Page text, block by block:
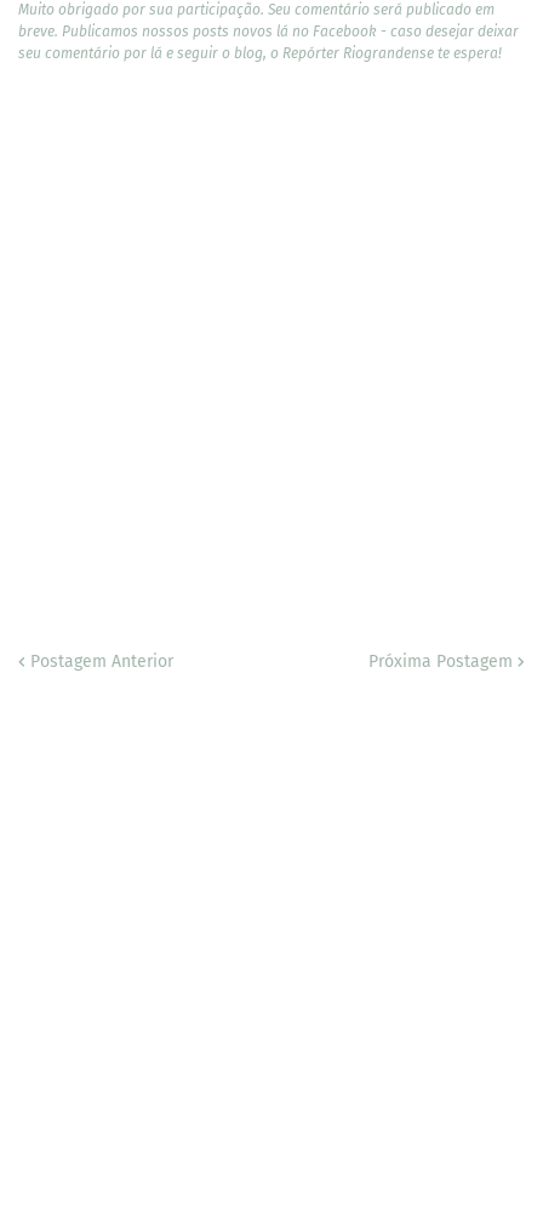
Muito obrigado por sua participação. Seu comentário será publicado em
breve. Publicamos nossos posts novos lá no Facebook - caso desejar deixar
seu comentário por lá e seguir o blog, o Repórter Riograndense te espera!
Postagem Anterior Próxima Postagem